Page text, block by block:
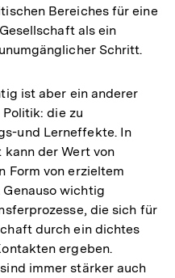
Bereiches für eine
als ein
Schritt.
ist aber ein anderer
die zu
und Lerneffekte. In
der Wert von
Form von erzieltem
Genauso wichtig
die sich für
durch ein dichtes
ergeben.
immer stärker auch